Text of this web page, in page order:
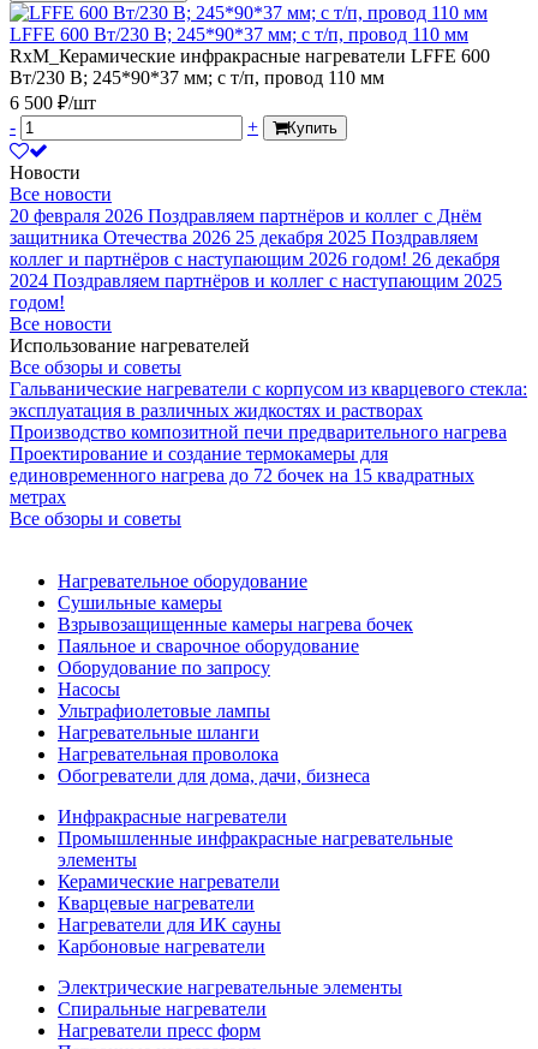
LFFE 600 Вт/230 В; 245*90*37 мм; с т/п, провод 110 мм
RxM_Керамические инфракрасные нагреватели LFFE 600
Вт/230 В; 245*90*37 мм; с т/п, провод 110 мм
6 500 ₽/шт
-
+ Купить
Новости
Все новости
20 февраля 2026 Поздравляем партнёров и коллег с Днём
защитника Отечества 2026 25 декабря 2025 Поздравляем
коллег и партнёров с наступающим 2026 годом! 26 декабря
2024 Поздравляем партнёров и коллег с наступающим 2025
годом!
Все новости
Использование нагревателей
Все обзоры и советы
Гальванические нагреватели с корпусом из кварцевого стекла:
эксплуатация в различных жидкостях и растворах
Производство композитной печи предварительного нагрева
Проектирование и создание термокамеры для
единовременного нагрева до 72 бочек на 15 квадратных
метрах
Все обзоры и советы
Нагревательное оборудование
Сушильные камеры
Взрывозащищенные камеры нагрева бочек
Паяльное и сварочное оборудование
Оборудование по запросу
Насосы
Ультрафиолетовые лампы
Нагревательные шланги
Нагревательная проволока
Обогреватели для дома, дачи, бизнеса
Инфракрасные нагреватели
Промышленные инфракрасные нагревательные
элементы
Керамические нагреватели
Кварцевые нагреватели
Нагреватели для ИК сауны
Карбоновые нагреватели
Электрические нагревательные элементы
Спиральные нагреватели
Нагреватели пресс форм